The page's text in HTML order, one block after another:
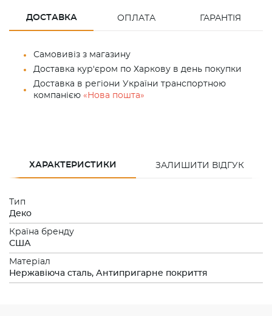
ДОСТАВКА ОПЛАТА ГАРАНТІЯ
Самовивіз з магазину
Доставка кур'єром по Харкову в день покупки
Доставка в регіони України транспортною
компанією «Нова пошта»
ХАРАКТЕРИСТИКИ ЗАЛИШИТИ ВІДГУК
Тип
Деко
Країна бренду
США
Матеріал
Нержавіюча сталь, Антипригарне покриття